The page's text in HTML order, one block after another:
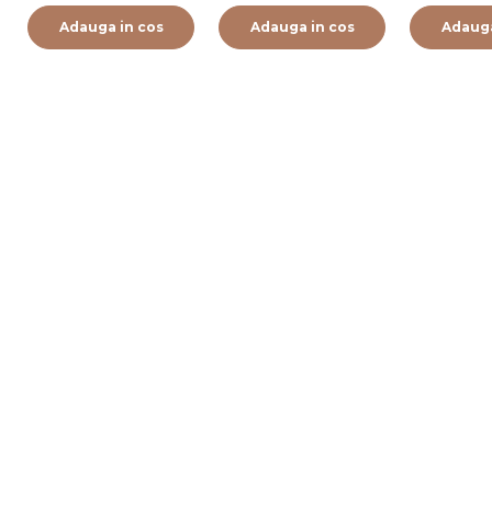
Adauga in cos Adauga in cos